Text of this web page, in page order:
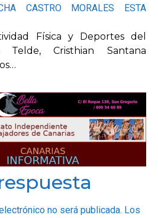
CASTRO MORALES ESTA
Física y Deportes del
Telde, Cristhian Santana
no será publicada. Los